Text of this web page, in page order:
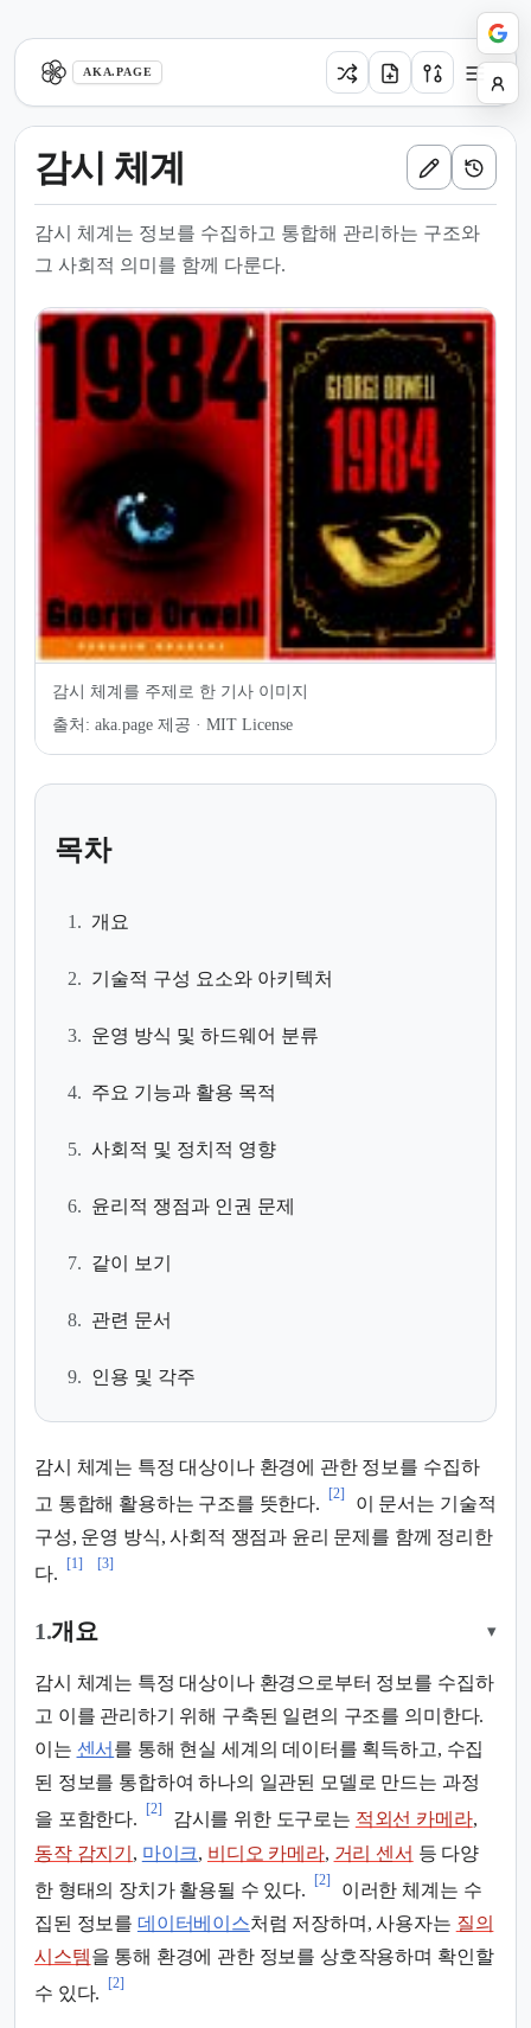
AKA.PAGE
감시 체계
감시 체계는 정보를 수집하고 통합해 관리하는 구조와
그 사회적 의미를 함께 다룬다.
감시 체계를 주제로 한 기사 이미지
출처: aka.page 제공 · MIT License
목차
1. 개요
2. 기술적 구성 요소와 아키텍처
3. 운영 방식 및 하드웨어 분류
4. 주요 기능과 활용 목적
5. 사회적 및 정치적 영향
6. 윤리적 쟁점과 인권 문제
7. 같이 보기
8. 관련 문서
9. 인용 및 각주
감시 체계는 특정 대상이나 환경에 관한 정보를 수집하
고 통합해 활용하는 구조를 뜻한다.
[2]
이 문서는 기술적
구성, 운영 방식, 사회적 쟁점과 윤리 문제를 함께 정리한
다.
[1] [3]
1.개요 ▾
감시 체계는 특정 대상이나 환경으로부터 정보를 수집하
고 이를 관리하기 위해 구축된 일련의 구조를 의미한다.
이는 센서 를 통해 현실 세계의 데이터를 획득하고, 수집
된 정보를 통합하여 하나의 일관된 모델로 만드는 과정
을 포함한다.
[2]
감시를 위한 도구로는 적외선 카메라,
동작 감지기 , 마이크, 비디오 카메라, 거리 센서 등 다양
한 형태의 장치가 활용될 수 있다.
[2]
이러한 체계는 수
집된 정보를 데이터베이스처럼 저장하며, 사용자는 질의
시스템을 통해 환경에 관한 정보를 상호작용하며 확인할
수 있다.
[2]